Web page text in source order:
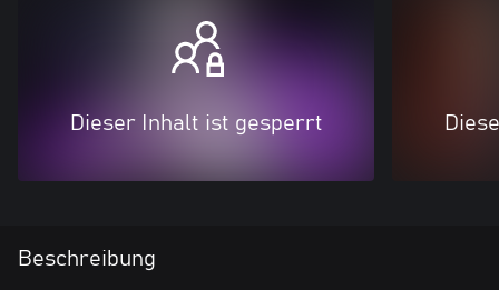
Dieser Inhalt ist gesperrt
Beschreibung